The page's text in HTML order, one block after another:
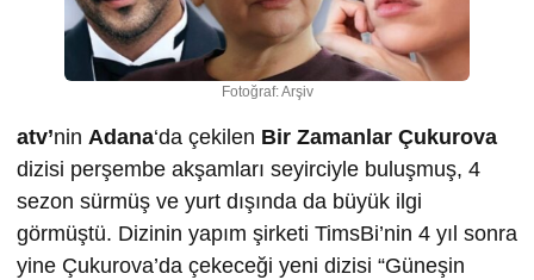
Fotoğraf: Arşiv
atv’nin Adana‘da çekilen Bir Zamanlar Çukurova
dizisi perşembe akşamları seyirciyle buluşmuş, 4
sezon sürmüş ve yurt dışında da büyük ilgi
görmüştü. Dizinin yapım şirketi TimsBi’nin 4 yıl sonra
yine Çukurova’da çekeceği yeni dizisi “Güneşin